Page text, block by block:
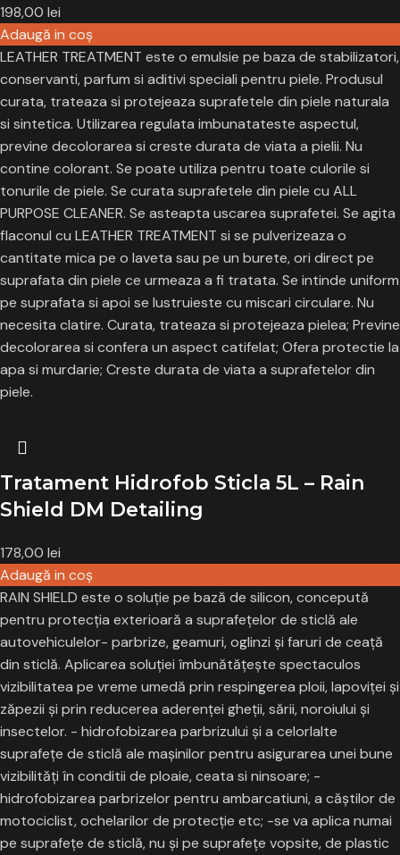
198,00 lei
Adaugă in coş
LEATHER TREATMENT este o emulsie pe baza de stabilizatori,
conservanti, parfum si aditivi speciali pentru piele. Produsul
curata, trateaza si protejeaza suprafetele din piele naturala
si sintetica. Utilizarea regulata imbunatateste aspectul,
previne decolorarea si creste durata de viata a pielii. Nu
contine colorant. Se poate utiliza pentru toate culorile si
tonurile de piele. Se curata suprafetele din piele cu ALL
PURPOSE CLEANER. Se asteapta uscarea suprafetei. Se agita
flaconul cu LEATHER TREATMENT si se pulverizeaza o
cantitate mica pe o laveta sau pe un burete, ori direct pe
suprafata din piele ce urmeaza a fi tratata. Se intinde uniform
pe suprafata si apoi se lustruieste cu miscari circulare. Nu
necesita clatire. Curata, trateaza si protejeaza pielea; Previne
decolorarea si confera un aspect catifelat; Ofera protectie la
apa si murdarie; Creste durata de viata a suprafetelor din
piele.
Tratament Hidrofob Sticla 5L – Rain
Shield DM Detailing
178,00 lei
Adaugă in coş
RAIN SHIELD este o soluție pe bază de silicon, concepută
pentru protecția exterioară a suprafețelor de sticlă ale
autovehiculelor- parbrize, geamuri, oglinzi şi faruri de ceață
din sticlă. Aplicarea soluţiei îmbunătățește spectaculos
vizibilitatea pe vreme umedă prin respingerea ploii, lapoviţei şi
zăpezii și prin reducerea aderenței gheții, sării, noroiului și
insectelor. - hidrofobizarea parbrizului și a celorlalte
suprafețe de sticlă ale maşinilor pentru asigurarea unei bune
vizibilități în conditii de ploaie, ceata si ninsoare; -
hidrofobizarea parbrizelor pentru ambarcatiuni, a căștilor de
motociclist, ochelarilor de protecție etc; -se va aplica numai
pe suprafețe de sticlă, nu și pe suprafețe vopsite, de plastic